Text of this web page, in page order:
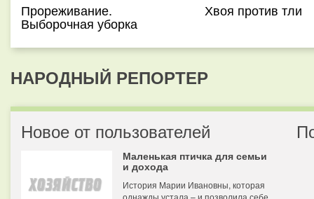
Прореживание.
Выборочная уборка
Хвоя против тли
НАРОДНЫЙ РЕПОРТЕР
Новое от пользователей
Маленькая птичка для семьи
и дохода
История Марии Ивановны, которая
однажды устала – и позволила себе